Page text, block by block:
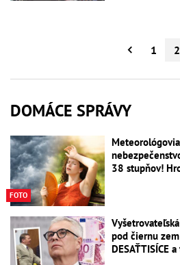
1 2
DOMÁCE SPRÁVY
FOTO
38 stupňov!
pod čiernu
DESAŤTISÍCE